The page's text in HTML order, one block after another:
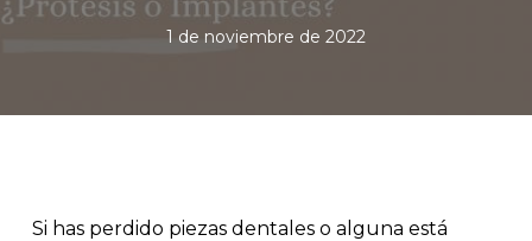
1 de noviembre de 2022
Si has perdido piezas dentales o alguna está